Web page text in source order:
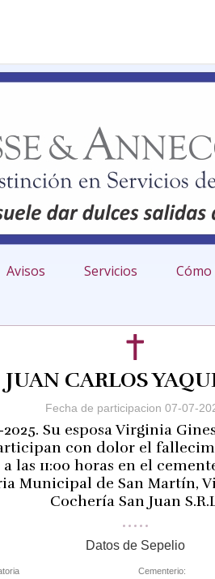
Avisos Servicios
JUAN CARLOS
Fecha de participacion 07-07-
Su esposa Virginia
con dolor el
las 11:00 horas en el
Municipal de San Martín,
Cochería San Juan
Datos de Sepelio
Cementerio: